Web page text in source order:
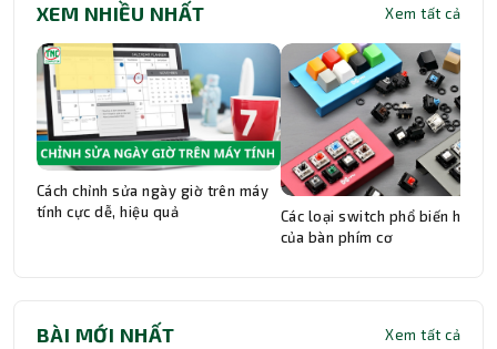
XEM NHIỀU NHẤT Xem tất cả
Cách chỉnh sửa ngày giờ trên máy
tính cực dễ, hiệu quả
Các loại switch phổ biến hiện
của bàn phím cơ
BÀI MỚI NHẤT Xem tất cả